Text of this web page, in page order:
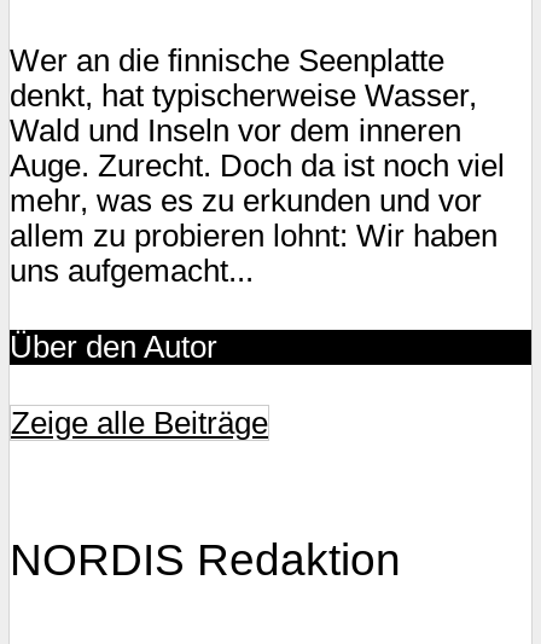
Wer an die finnische Seenplatte
denkt, hat typischerweise Wasser,
Wald und Inseln vor dem inneren
Auge. Zurecht. Doch da ist noch viel
mehr, was es zu erkunden und vor
allem zu probieren lohnt: Wir haben
uns aufgemacht...
Über den Autor
Zeige alle Beiträge
NORDIS Redaktion